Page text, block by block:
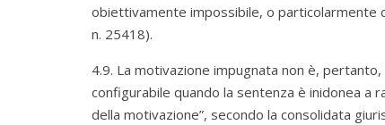
obiettivamente impossibile, o particolarmente
n. 25418).
4.9. La motivazione impugnata non è,
configurabile quando la sentenza è inidonea a
della motivazione”, secondo la consolidata